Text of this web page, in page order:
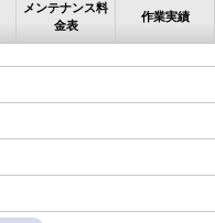
メンテナンス料
金表
作業実績